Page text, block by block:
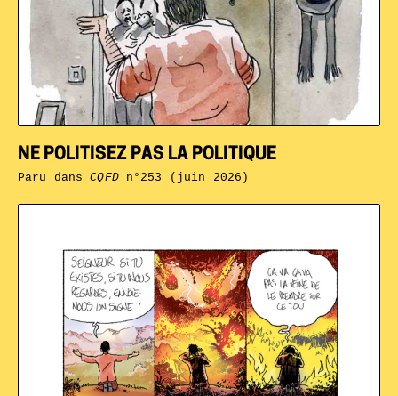
NE POLITISEZ PAS LA POLITIQUE
Paru dansCQFDn°253 (juin 2026)